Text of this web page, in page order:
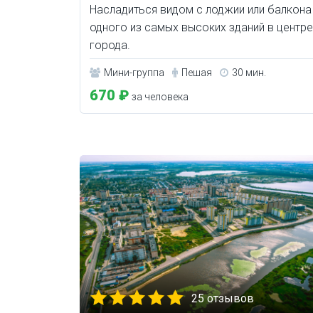
Насладиться видом с лоджии или балкона
одного из самых высоких зданий в центре
города.
Мини-группа Пешая 30 мин.
670 ₽ за человека
25 отзывов